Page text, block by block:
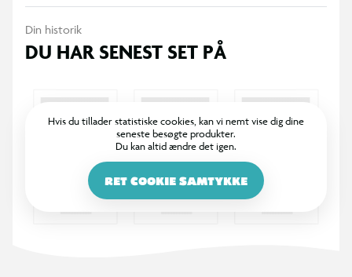
Inkluderer bånd til ophæng
Din historik
DU HAR SENEST SET PÅ
Hvis du tillader statistiske cookies, kan vi nemt vise dig dine
seneste besøgte produkter.
Du kan altid ændre det igen.
RET COOKIE SAMTYKKE